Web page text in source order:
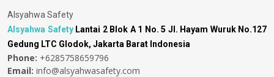
Alsyahwa Safety
Alsyahwa Safety Lantai 2 Blok A 1 No. 5 Jl. Hayam Wuruk No.127
Gedung LTC Glodok, Jakarta Barat Indonesia
Phone: +6285758659796
Email: info@alsyahwasafety.com